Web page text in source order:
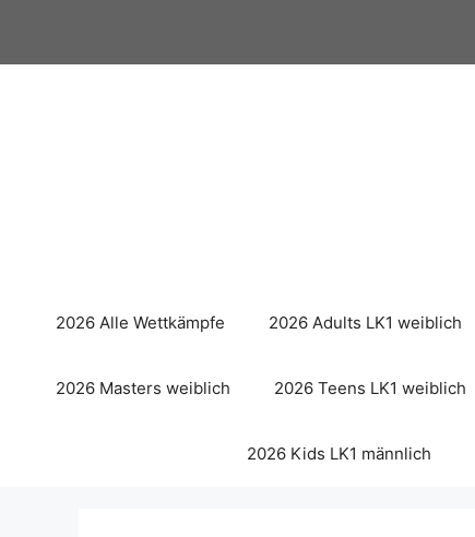
springen
2026 Alle Wettkämpfe 2026 Adults LK1 weiblich
2026 Masters weiblich 2026 Teens LK1 weiblich
2026 Kids LK1 männlich